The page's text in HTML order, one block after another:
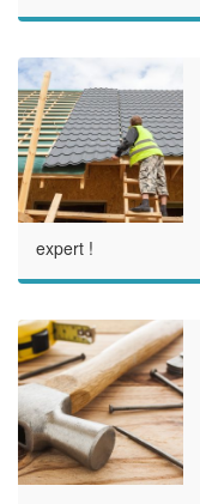
expert !